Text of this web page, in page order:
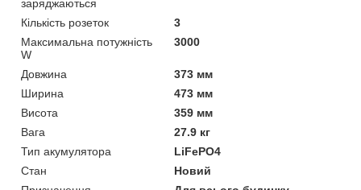
заряджаються
Кількість розеток
3
Максимальна потужність
W
3000
Довжина
373 мм
Ширина
473 мм
Висота
359 мм
Вага
27.9 кг
Тип акумулятора
LiFePO4
Стан
Новий